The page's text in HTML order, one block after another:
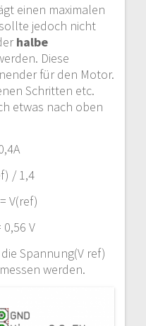
einen maximalen
jedoch nicht
halbe
Diese
für den Motor.
Schritten etc.
etwas nach oben
/ 1,4
V(ref)
0,56 V
Spannung(V ref)
werden.